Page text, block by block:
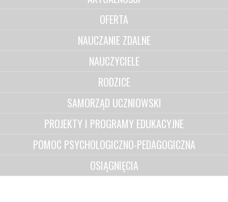
OFERTA
NAUCZANIE ZDALNE
NAUCZYCIELE
RODZICE
SAMORZĄD UCZNIOWSKI
PROJEKTY I PROGRAMY EDUKACYJNE
POMOC PSYCHOLOGICZNO-PEDAGOGICZNA
OSIĄGNIĘCIA